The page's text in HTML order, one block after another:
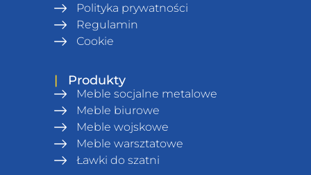
Polityka prywatności
Regulamin
Сookie
| Produkty
Meble socjalne metalowe
Meble biurowe
Meble wojskowe
Meble warsztatowe
Ławki do szatni